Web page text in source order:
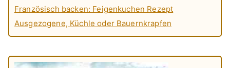
Französisch backen: Feigenkuchen Rezept
Ausgezogene, Küchle oder Bauernkrapfen